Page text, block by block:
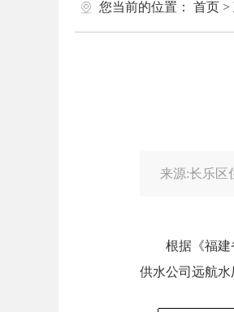
您当前的位置： 首页 >
来源:长乐区
根据《福建省
供水公司远航水